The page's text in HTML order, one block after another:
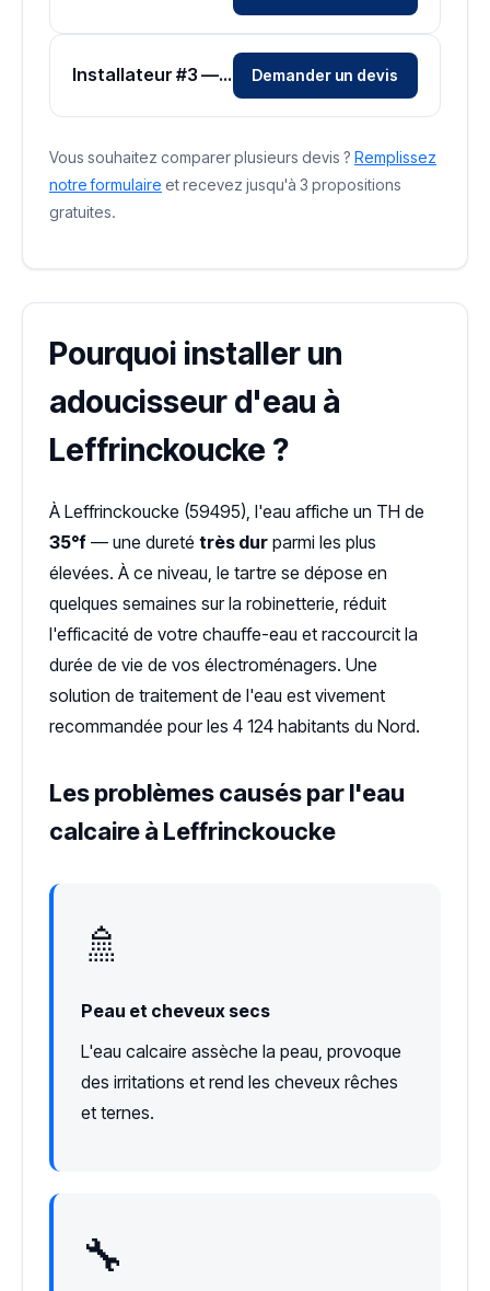
Installateur #3 — Zone Nord Demander un devis
Vous souhaitez comparer plusieurs devis ? Remplissez
notre formulaire et recevez jusqu'à 3 propositions
gratuites.
Pourquoi installer un
adoucisseur d'eau à
Leffrinckoucke ?
À Leffrinckoucke (59495), l'eau affiche un TH de
35°f — une dureté très dur parmi les plus
élevées. À ce niveau, le tartre se dépose en
quelques semaines sur la robinetterie, réduit
l'efficacité de votre chauffe-eau et raccourcit la
durée de vie de vos électroménagers. Une
solution de traitement de l'eau est vivement
recommandée pour les 4 124 habitants du Nord.
Les problèmes causés par l'eau
calcaire à Leffrinckoucke
🚿
Peau et cheveux secs
L'eau calcaire assèche la peau, provoque
des irritations et rend les cheveux rêches
et ternes.
🔧